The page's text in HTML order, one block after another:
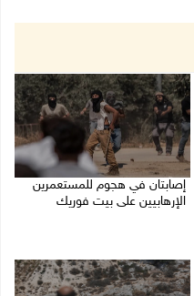
إصابتان في هجوم للمستعمرين
الإرهابيين على بيت فوريك